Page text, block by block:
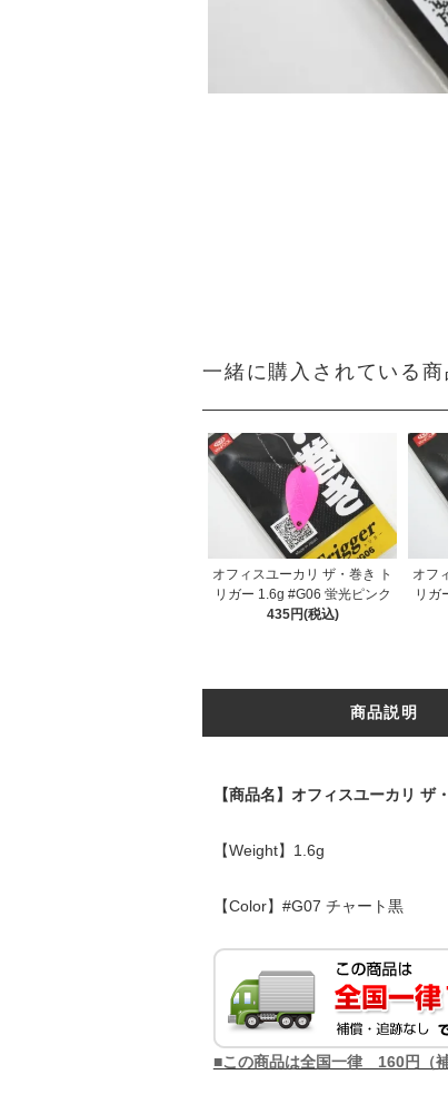
一緒に購入されている商
オフィスユーカリ ザ・巻き ト
リガー 1.6g #G06 蛍光ピンク
435円(税込)
オフ
リガ
商品説明
【商品名】オフィスユーカリ ザ
【Weight】1.6g
【Color】#G07 チャート黒
■この商品は全国一律 160円（